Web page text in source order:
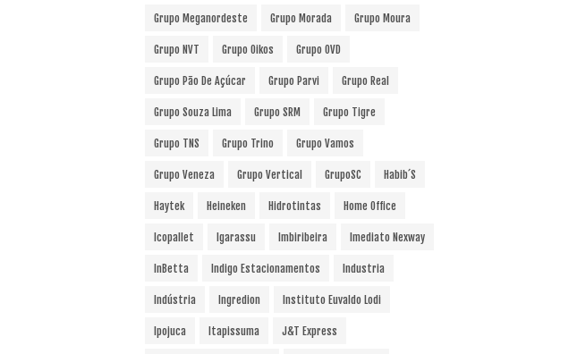
Grupo Meganordeste Grupo Morada Grupo Moura
Grupo NVT Grupo Oikos Grupo OVD
Grupo Pão De Açúcar Grupo Parvi Grupo Real
Grupo Souza Lima Grupo SRM Grupo Tigre
Grupo TNS Grupo Trino Grupo Vamos
Grupo Veneza Grupo Vertical GrupoSC Habib´s
Haytek Heineken Hidrotintas Home Office
Icopallet Igarassu Imbiribeira Imediato Nexway
InBetta Indigo Estacionamentos Industria
Indústria Ingredion Instituto Euvaldo Lodi
Ipojuca Itapissuma J&T Express